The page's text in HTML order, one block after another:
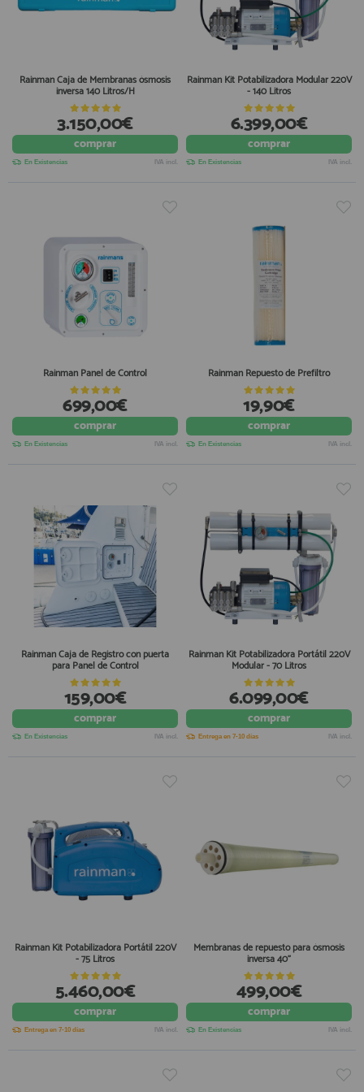
Rainman Caja de Membranas ósmosis
inversa 140 Litros/H
3.150,00€
comprar
En Existencias IVA incl.
Rainman Kit Potabilizadora Modular 220V
- 140 Litros
6.399,00€
comprar
En Existencias IVA incl.
Rainman Panel de Control
699,00€
comprar
En Existencias IVA incl.
Rainman Repuesto de Prefiltro
19,90€
comprar
En Existencias IVA incl.
Rainman Caja de Registro con puerta
para Panel de Control
159,00€
comprar
En Existencias IVA incl.
Rainman Kit Potabilizadora Portátil 220V
Modular - 70 Litros
6.099,00€
comprar
Entrega en 7-10 días IVA incl.
Rainman Kit Potabilizadora Portátil 220V
- 75 Litros
5.460,00€
comprar
Entrega en 7-10 días IVA incl.
Membranas de repuesto para ósmosis
inversa 40"
499,00€
comprar
En Existencias IVA incl.